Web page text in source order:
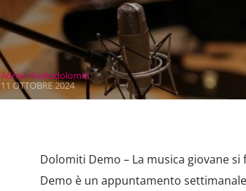
Admin Radiodolomiti
11 OTTOBRE 2024
Dolomiti Demo – La musica giovane
Demo è un appuntamento